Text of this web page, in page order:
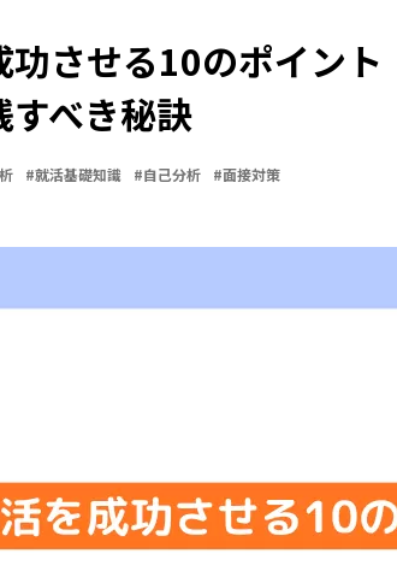
功させる10のポイン
べき秘訣
#就活基礎知識 #自己分析 #面接対策